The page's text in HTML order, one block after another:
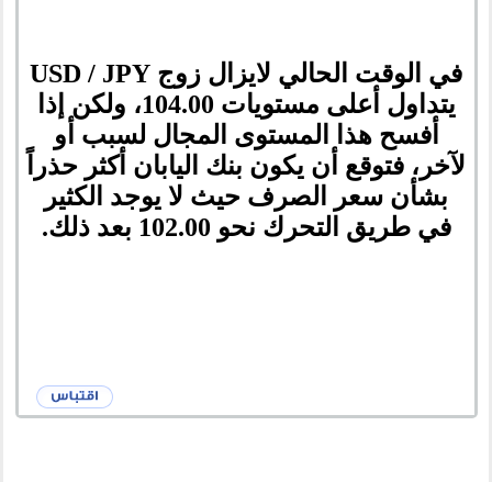
في الوقت الحالي لايزال زوج USD / JPY
يتداول أعلى مستويات 104.00، ولكن إذا
أفسح هذا المستوى المجال لسبب أو
لآخر، فتوقع أن يكون بنك اليابان أكثر حذراً
بشأن سعر الصرف حيث لا يوجد الكثير
في طريق التحرك نحو 102.00 بعد ذلك.